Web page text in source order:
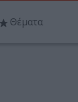
Θέματα